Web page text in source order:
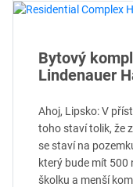
Bytový
Lindenauer
Ahoj, Lipsko: V
toho staví tolik, že
se staví na
který bude mít 500
školku a menší